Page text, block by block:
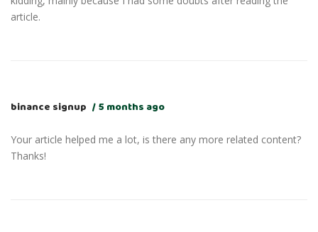
article.
binance signup 5 months ago
Your article helped me a lot, is there any more related content?
Thanks!